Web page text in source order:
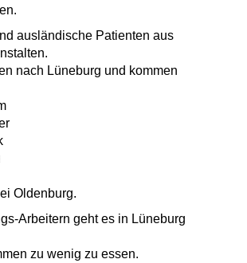
ausländische Patienten aus
nach Lüneburg und kommen
Oldenburg.
Arbeitern geht es in Lüneburg
zu wenig zu essen.